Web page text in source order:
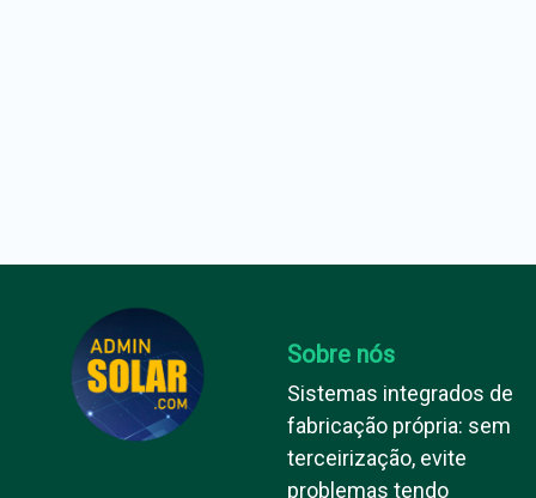
Sobre nós
Sistemas integrados de
fabricação própria: sem
terceirização, evite
problemas tendo